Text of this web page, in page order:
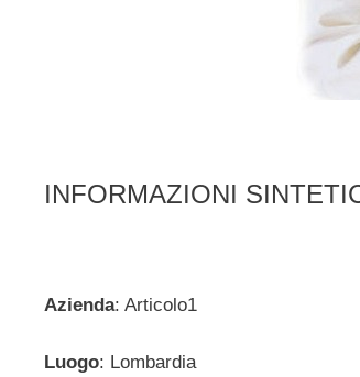
INFORMAZIONI
Azienda: Articolo1
Luogo: Lombardia